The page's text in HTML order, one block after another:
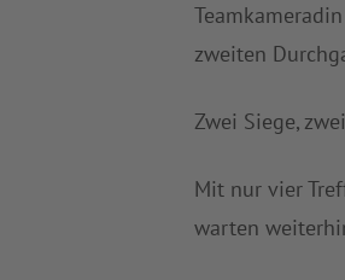
Teamkameradin
zweiten
Zwei Siege,
Mit nur vier
warten